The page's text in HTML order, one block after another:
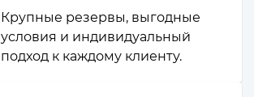
Крупные резервы, выгодные
условия и индивидуальный
подход к каждому клиенту.